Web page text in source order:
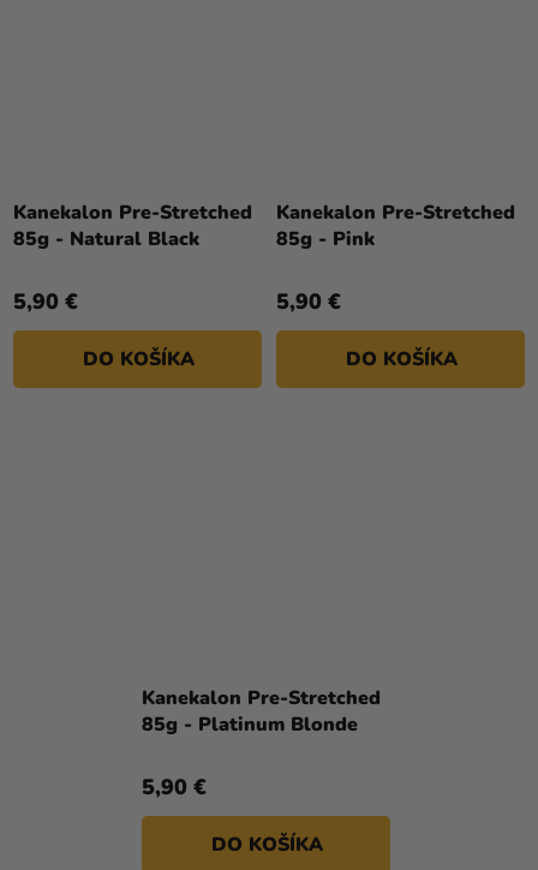
Kanekalon Pre-Stretched
85g - Natural Black
5,90 €
DO KOŠÍKA
Kanekalon Pre-Stretched
85g - Pink
5,90 €
DO KOŠÍKA
Kanekalon Pre-Stretched
85g - Platinum Blonde
5,90 €
DO KOŠÍKA